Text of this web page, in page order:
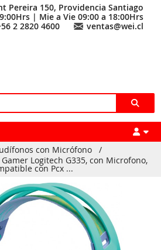
Pereira 150, Providencia Santiago
| Mie a Vie 09:00 a 18:00Hrs
2 2820 4600
ventas@wei.cl
con Micrófono
/
Gamer Logitech G335, con Microfono,
con Pcx ...